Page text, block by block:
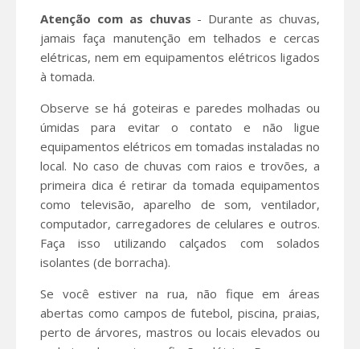
Atenção com as chuvas - Durante as chuvas,
jamais faça manutenção em telhados e cercas
elétricas, nem em equipamentos elétricos ligados
à tomada.
Observe se há goteiras e paredes molhadas ou
úmidas para evitar o contato e não ligue
equipamentos elétricos em tomadas instaladas no
local. No caso de chuvas com raios e trovões, a
primeira dica é retirar da tomada equipamentos
como televisão, aparelho de som, ventilador,
computador, carregadores de celulares e outros.
Faça isso utilizando calçados com solados
isolantes (de borracha).
Se você estiver na rua, não fique em áreas
abertas como campos de futebol, piscina, praias,
perto de árvores, mastros ou locais elevados ou